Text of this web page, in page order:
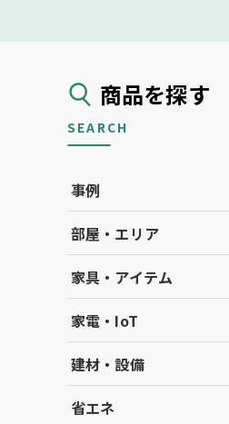
商品を探す
SEARCH
事例
部屋・エリア
家具・アイテム
家電・IoT
建材・設備
省エネ